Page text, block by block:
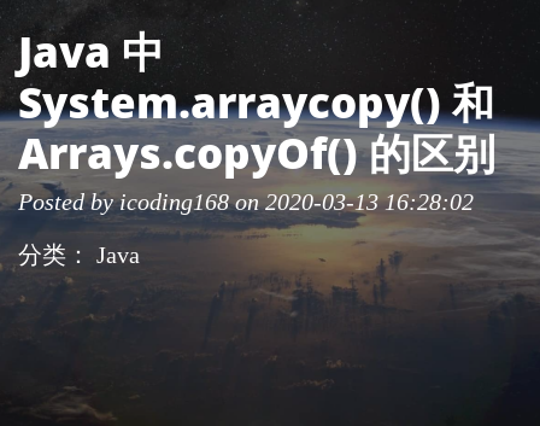
Java 中
System.arraycopy() 和
Arrays.copyOf() 的区别
Posted byicoding168on 2020-03-13 16:28:02
分类： Java